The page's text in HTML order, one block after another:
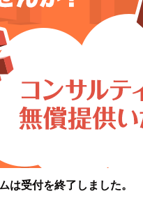
は受付を終了しました。